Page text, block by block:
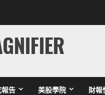
告 美股學院 財報